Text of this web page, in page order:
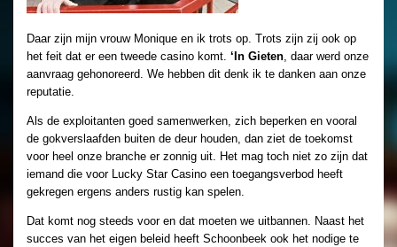
Daar zijn mijn vrouw Monique en ik trots op. Trots zijn zij ook op
het feit dat er een tweede casino komt. ‘In Gieten, daar werd onze
aanvraag gehonoreerd. We hebben dit denk ik te danken aan onze
reputatie.
Als de exploitanten goed samenwerken, zich beperken en vooral
de gokverslaafden buiten de deur houden, dan ziet de toekomst
voor heel onze branche er zonnig uit. Het mag toch niet zo zijn dat
iemand die voor Lucky Star Casino een toegangsverbod heeft
gekregen ergens anders rustig kan spelen.
Dat komt nog steeds voor en dat moeten we uitbannen. Naast het
succes van het eigen beleid heeft Schoonbeek ook het nodige te